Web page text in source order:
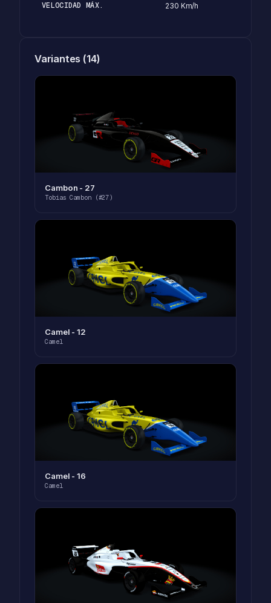
VELOCIDAD MÁX. 230 Km/h
Variantes (14)
Cambon - 27
Tobias Cambon (#27)
Camel - 12
Camel
Camel - 16
Camel